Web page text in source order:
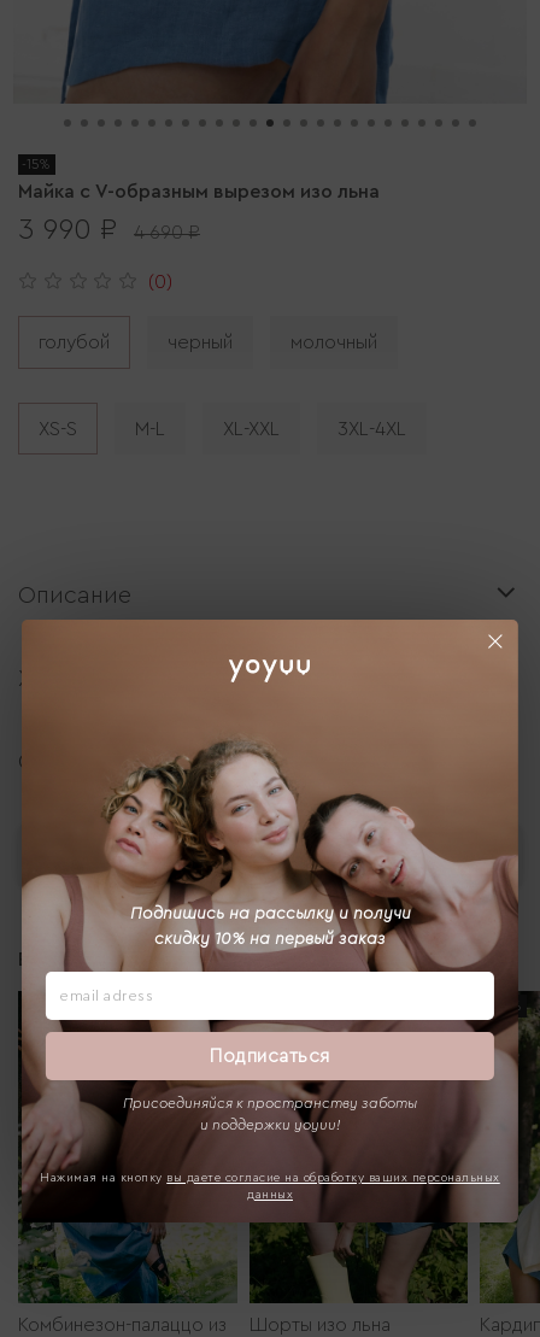
Подпишись на рассылку и получи
скидку 10% на первый заказ
Подписаться
Присоединяйся к пространству заботы
и поддержки yoyuu!
Нажимая на кнопку вы даете согласие на обработку ваших персональных
данных
-15%
(0)
Майка с V-образным вырезом изо льна
3 990 ₽ 4 690 ₽
голубой черный молочный
XS-S M-L XL-XXL 3XL-4XL
Описание
Характеристики
Отзывы
Выбрать
Вам может понравиться
Комбинезон-палаццо из
Шорты изо льна
-20%